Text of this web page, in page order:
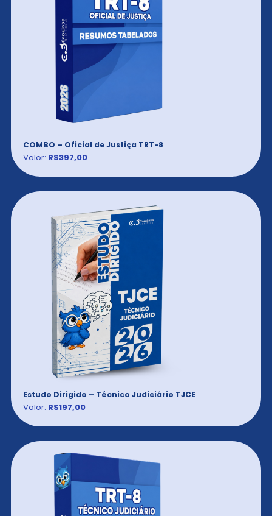
COMBO – Oficial de Justiça TRT-8
Valor: R$397,00
Estudo Dirigido – Técnico Judiciário TJCE
Valor: R$197,00